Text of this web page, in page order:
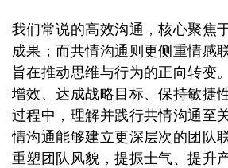
我们常说的高效沟通，核心聚焦
成果；而共情沟通则更侧重情感
旨在推动思维与行为的正向转变
增效、达成战略目标、保持敏捷
过程中，理解并践行共情沟通至
情沟通能够建立更深层次的团队
重塑团队风貌，提振士气、提升